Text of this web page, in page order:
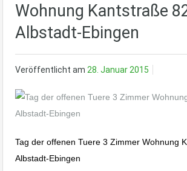
Wohnung Kantstraße
Albstadt-Ebingen
Veröffentlicht am 28. Januar 2015
Tag der offenen Tuere 3 Zimmer Wohnung
Albstadt-Ebingen